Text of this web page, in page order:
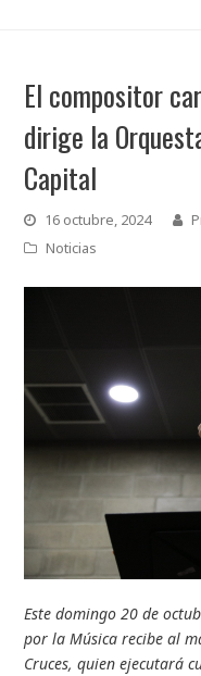
El compositor
dirige la
Capital
16 octubre, 2024
Noticias
Este domingo 20 de
por la Música recibe al
Cruces, quien ejecutará